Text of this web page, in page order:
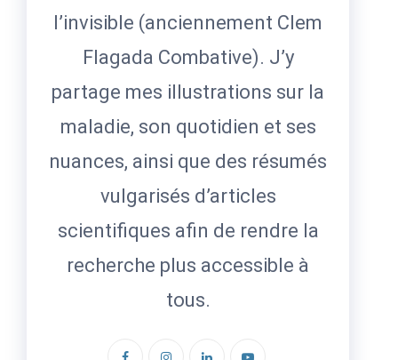
l’invisible (anciennement Clem
Flagada Combative). J’y
partage mes illustrations sur la
maladie, son quotidien et ses
nuances, ainsi que des résumés
vulgarisés d’articles
scientifiques afin de rendre la
recherche plus accessible à
tous.